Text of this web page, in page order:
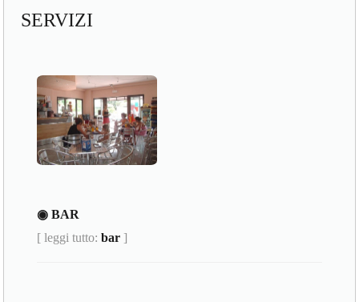
SERVIZI
◉ BAR
[ leggi tutto:bar ]